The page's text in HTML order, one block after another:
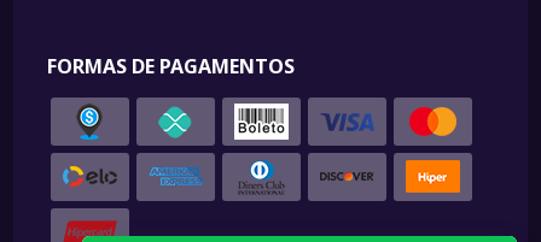
FORMAS DE PAGAMENTOS